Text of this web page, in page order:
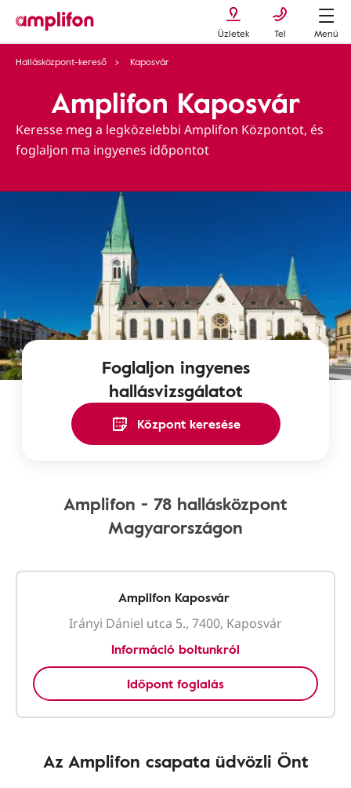
Üzletek Tel
Menü
Hallásközpont-kereső
Kaposvár
Amplifon Kaposvár
Keresse meg a legközelebbi Amplifon Központot, és
foglaljon ma ingyenes időpontot
Foglaljon ingyenes
hallásvizsgálatot
Központ keresése
Amplifon - 78 hallásközpont
Magyarországon
Amplifon Kaposvár
Irányi Dániel utca 5., 7400, Kaposvár
Információ boltunkról
Időpont foglalás
Az Amplifon csapata üdvözli Önt